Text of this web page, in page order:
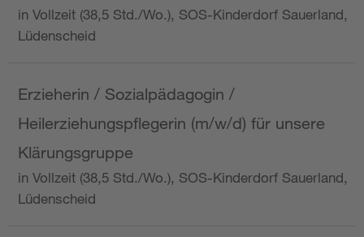
in Vollzeit (38,5 Std./Wo.), SOS-Kinderdorf Sauerland,
Lüdenscheid
Erzieherin / Sozialpädagogin /
Heilerziehungspflegerin (m/w/d) für unsere
Klärungsgruppe
in Vollzeit (38,5 Std./Wo.), SOS-Kinderdorf Sauerland,
Lüdenscheid